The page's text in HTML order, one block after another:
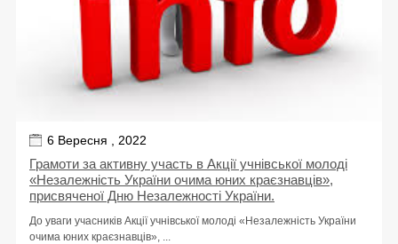
6 Вересня , 2022
Грамоти за активну участь в Акції учнівської молоді
«Незалежність України очима юних краєзнавців»,
присвяченої Дню Незалежності України.
До уваги учасників Акції учнівської молоді «Незалежність України
очима юних краєзнавців», ...